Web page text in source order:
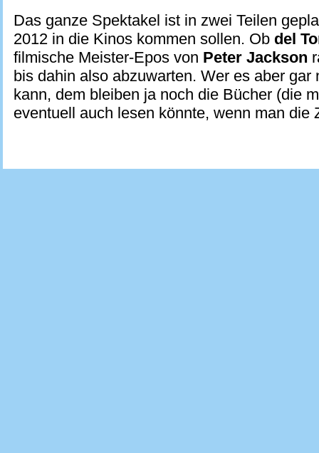
Das ganze Spektakel ist in zwei Teilen
2012 in die Kinos kommen sollen. Ob del
filmische Meister-Epos von Peter Jackson
bis dahin also abzuwarten. Wer es aber gar
kann, dem bleiben ja noch die Bücher (die
eventuell auch lesen könnte, wenn man die